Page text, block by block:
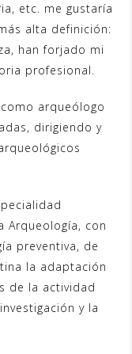
etc. me gustaría
alta definición:
han forjado mi
profesional.
arqueólogo
dirigiendo y
Arqueología, con
preventiva, de
la adaptación
de la actividad
y la